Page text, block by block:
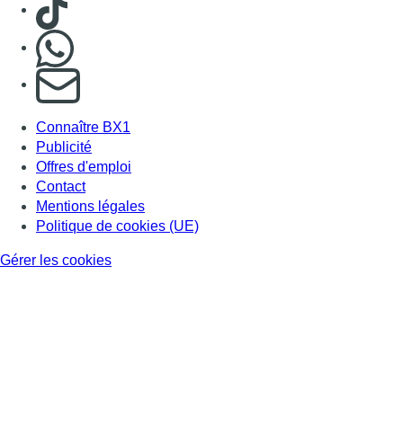
S'abonner à notre newsletter
Connaître BX1
Publicité
Offres d'emploi
Contact
Mentions légales
Politique de cookies (UE)
Gérer les cookies